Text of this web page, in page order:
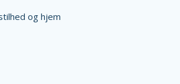
og hjem